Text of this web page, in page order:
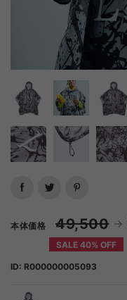
本体価格 49,500
SALE 40% OFF
ID: R000000005093